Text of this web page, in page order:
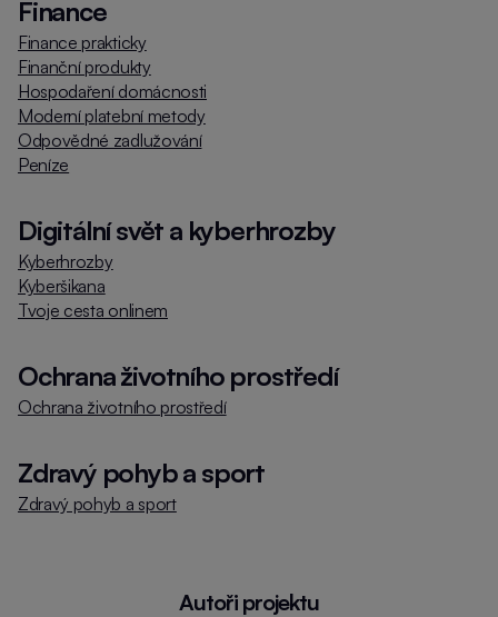
Finance
Finance prakticky
Finanční produkty
Hospodaření domácnosti
Moderní platební metody
Odpovědné zadlužování
Peníze
Digitální svět a kyberhrozby
Kyberhrozby
Kyberšikana
Tvoje cesta onlinem
Ochrana životního prostředí
Ochrana životního prostředí
Zdravý pohyb a sport
Zdravý pohyb a sport
Autoři projektu